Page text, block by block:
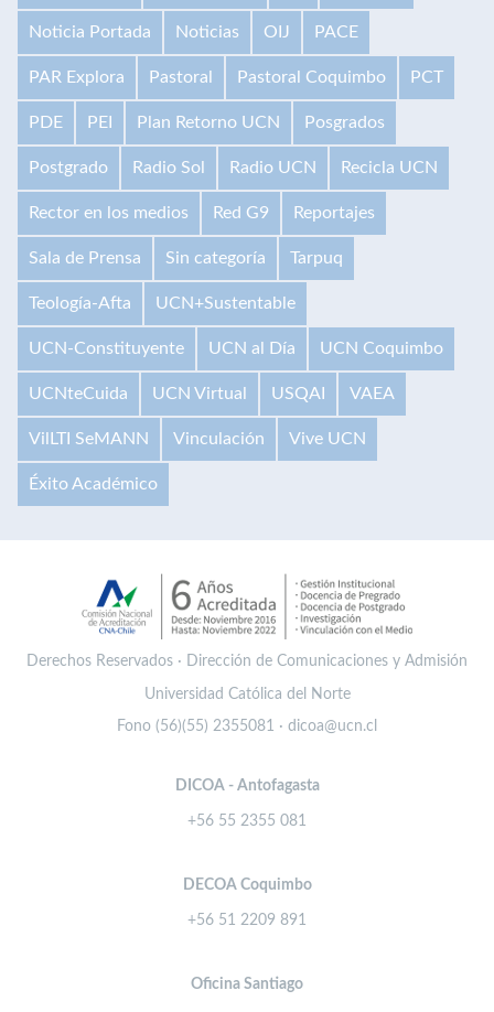
Noticia Portada Noticias OIJ PACE
PAR Explora Pastoral Pastoral Coquimbo PCT
PDE PEI Plan Retorno UCN Posgrados
Postgrado Radio Sol Radio UCN Recicla UCN
Rector en los medios Red G9 Reportajes
Sala de Prensa Sin categoría Tarpuq
Teología-Afta UCN+Sustentable
UCN-Constituyente UCN al Día UCN Coquimbo
UCNteCuida UCN Virtual USQAI VAEA
VilLTI SeMANN Vinculación Vive UCN
Éxito Académico
Derechos Reservados · Dirección de Comunicaciones y Admisión
Universidad Católica del Norte
Fono (56)(55) 2355081 · dicoa@ucn.cl
DICOA - Antofagasta
+56 55 2355 081
DECOA Coquimbo
+56 51 2209 891
Oficina Santiago